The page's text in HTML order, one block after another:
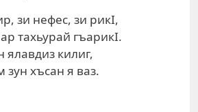
зи нефес, зи рикI,
тахьурай гъарикI.
килиг,
зун хъсан я ваз.